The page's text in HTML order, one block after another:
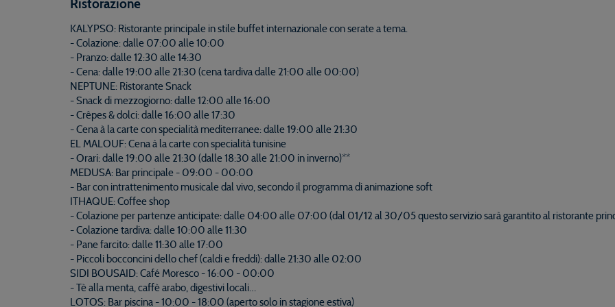
Ristorazione
KALYPSO: Ristorante principale in stile buffet internazionale con serate a tema.
- Colazione: dalle 07:00 alle 10:00
- Pranzo: dalle 12:30 alle 14:30
- Cena: dalle 19:00 alle 21:30 (cena tardiva dalle 21:00 alle 00:00)
NEPTUNE: Ristorante Snack
- Snack di mezzogiorno: dalle 12:00 alle 16:00
- Crêpes & dolci: dalle 16:00 alle 17:30
- Cena à la carte con specialità mediterranee: dalle 19:00 alle 21:30
EL MALOUF: Cena à la carte con specialità tunisine
- Orari: dalle 19:00 alle 21:30 (dalle 18:30 alle 21:00 in inverno)**
MEDUSA: Bar principale - 09:00 - 00:00
- Bar con intrattenimento musicale dal vivo, secondo il programma di animazione soft
ITHAQUE: Coffee shop
- Colazione per partenze anticipate: dalle 04:00 alle 07:00 (dal 01/12 al 30/05 questo servizio sarà garantito al ristorante
- Colazione tardiva: dalle 10:00 alle 11:30
- Pane farcito: dalle 11:30 alle 17:00
- Piccoli bocconcini dello chef (caldi e freddi): dalle 21:30 alle 02:00
SIDI BOUSAID: Café Moresco - 16:00 - 00:00
- Tè alla menta, caffè arabo, digestivi locali…
LOTOS: Bar piscina - 10:00 - 18:00 (aperto solo in stagione estiva)